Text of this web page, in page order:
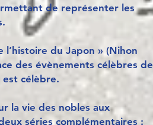
de représenter les
l’histoire du Japon » (Nihon
des évènements célèbres de
est célèbre.
la vie des nobles aux
séries complémentaires :